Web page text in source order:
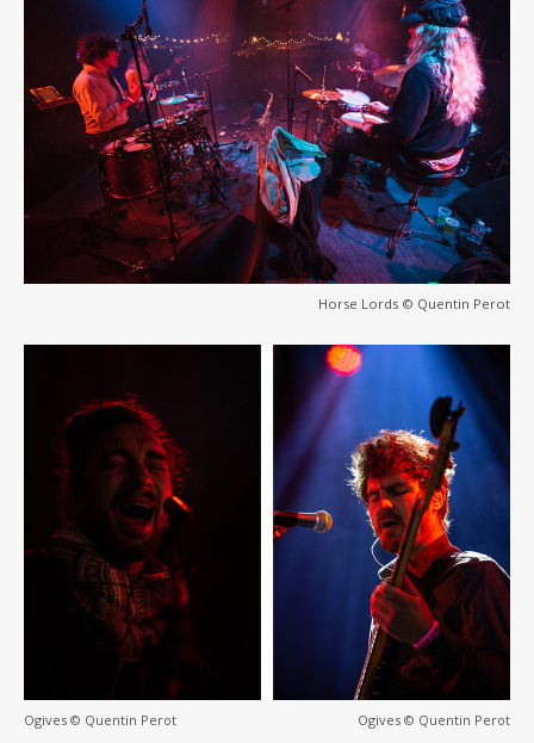
Horse Lords © Quentin Perot
Ogives © Quentin Perot Ogives © Quentin Perot